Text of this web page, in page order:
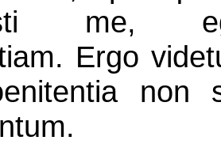
me,
Ergo
non